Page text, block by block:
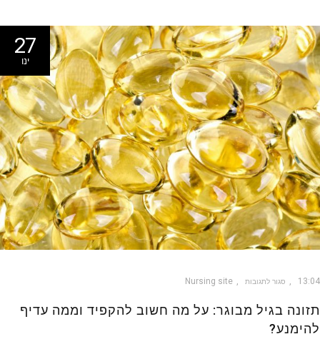
27
סגור לתגובות Nursing site
בגיל מבוגר: על מה חשוב להקפיד וממה עדיף